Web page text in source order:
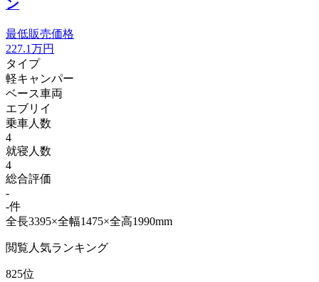
ン
最低販売価格
227.1万円
タイプ
軽キャンパー
ベース車両
エブリイ
乗車人数
4
就寝人数
4
総合評価
-
-件
全長3395×全幅1475×全高1990mm
閲覧人気ランキング
825位